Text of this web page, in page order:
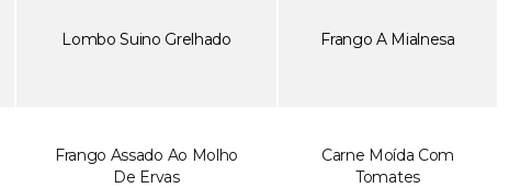
Lombo Suino Grelhado Frango A Mialnesa
Frango Assado Ao Molho
De Ervas
Carne Moída Com
Tomates